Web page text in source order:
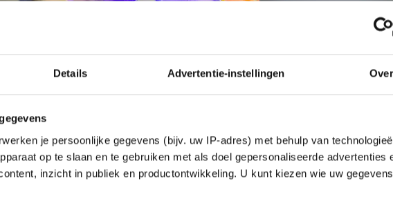
Details Advertentie-instellingen Over
je persoonlijke gegevens (bijv. uw IP-adres) met behulp van
op te slaan en te gebruiken met als doel gepersonaliseerde advertenties
inzicht in publiek en productontwikkeling. U kunt kiezen wie uw